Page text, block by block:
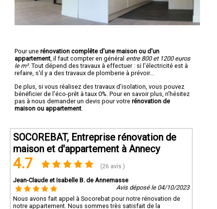
Pour une rénovation complête d'une maison ou d'un
appartement , il faut compter en général entre 800 et 1200 euros
le m². Tout dépend des travaux à effectuer : si l'électricité est à
refaire, s'il y a des travaux de plomberie à prévoir...
De plus, si vous réalisez des travaux d'isolation, vous pouvez
bénéficier de l'éco-prêt à taux 0%. Pour en savoir plus, n'hésitez
pas à nous demander un devis pour votre rénovation de
maison ou appartement
SOCOREBAT, Entreprise rénovation de
maison et d'appartement à Annecy
4.7 (26 avis )
Jean-Claude et Isabelle B. de Annemasse
Avis déposé le 04/10/2023
Nous avons fait appel à Socorebat pour notre rénovation de
notre appartement. Nous sommes très satisfait de la